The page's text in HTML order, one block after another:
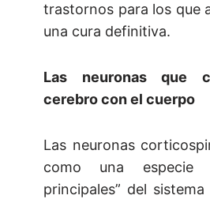
trastornos para los que
una cura definitiva.
Las neuronas que
cerebro con el cuerpo
Las neuronas
como una especie
principales” del